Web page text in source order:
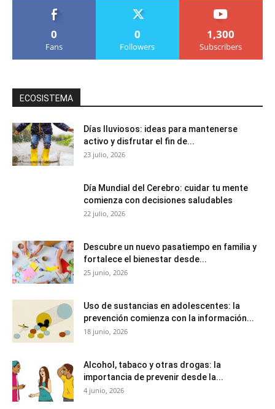
0
Fans
0
Followers
1,300
Subscribers
ECOSISTEMA
Días lluviosos: ideas para mantenerse
activo y disfrutar el fin de...
23 julio, 2026
Día Mundial del Cerebro: cuidar tu mente
comienza con decisiones saludables
22 julio, 2026
Descubre un nuevo pasatiempo en familia y
fortalece el bienestar desde...
25 junio, 2026
Uso de sustancias en adolescentes: la
prevención comienza con la información...
18 junio, 2026
Alcohol, tabaco y otras drogas: la
importancia de prevenir desde la...
4 junio, 2026